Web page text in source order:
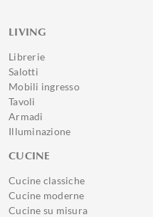
LIVING
Librerie
Salotti
Mobili ingresso
Tavoli
Armadi
Illuminazione
CUCINE
Cucine classiche
Cucine moderne
Cucine su misura